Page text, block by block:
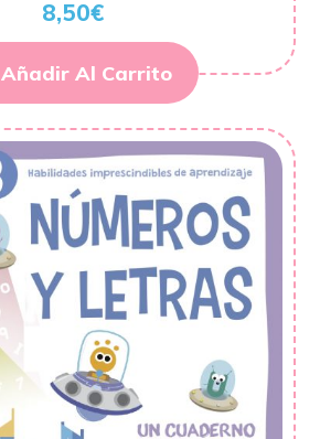
8,50€
Añadir Al Carrito